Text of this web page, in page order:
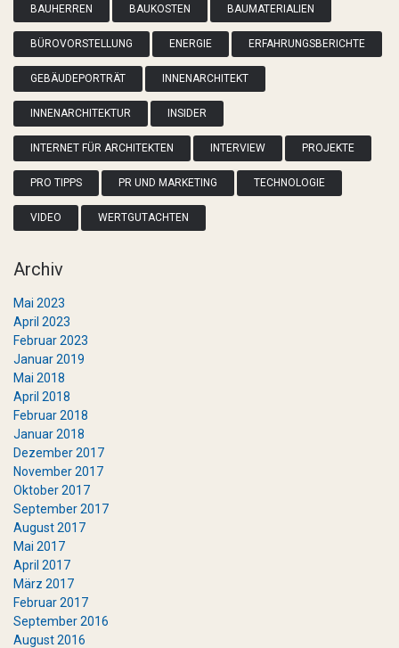
BAUHERREN BAUKOSTEN BAUMATERIALIEN
BÜROVORSTELLUNG ENERGIE ERFAHRUNGSBERICHTE
GEBÄUDEPORTRÄT INNENARCHITEKT
INNENARCHITEKTUR INSIDER
INTERNET FÜR ARCHITEKTEN INTERVIEW PROJEKTE
PRO TIPPS PR UND MARKETING TECHNOLOGIE
VIDEO WERTGUTACHTEN
Archiv
Mai 2023
April 2023
Februar 2023
Januar 2019
Mai 2018
April 2018
Februar 2018
Januar 2018
Dezember 2017
November 2017
Oktober 2017
September 2017
August 2017
Mai 2017
April 2017
März 2017
Februar 2017
September 2016
August 2016